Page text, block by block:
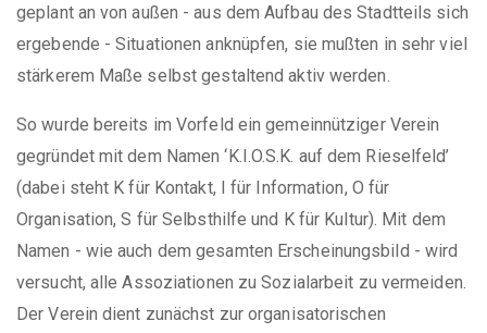
geplant an von außen - aus dem Aufbau des Stadtteils sich
ergebende - Situationen anknüpfen, sie mußten in sehr viel
stärkerem Maße selbst gestaltend aktiv werden.
So wurde bereits im Vorfeld ein gemeinnütziger Verein
gegründet mit dem Namen ‘K.I.O.S.K. auf dem Rieselfeld’
(dabei steht K für Kontakt, I für Information, O für
Organisation, S für Selbsthilfe und K für Kultur). Mit dem
Namen - wie auch dem gesamten Erscheinungsbild - wird
versucht, alle Assoziationen zu Sozialarbeit zu vermeiden.
Der Verein dient zunächst zur organisatorischen